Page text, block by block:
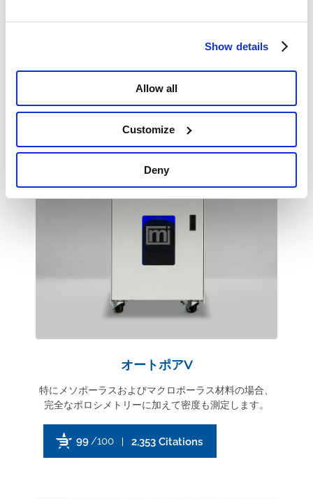
Show details
Allow all
Customize
Deny
オートポアV
特にメソポーラスおよびマクロポーラス材料の場合、
完全なポロシメトリーに加えて密度も測定します。
99/100 2,353 Citations